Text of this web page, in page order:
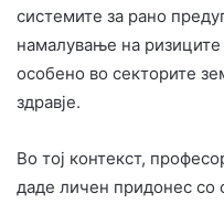
системите за рано
намалување на
особено во секторите
здравје.
Во тој контекст,
даде личен придонес со